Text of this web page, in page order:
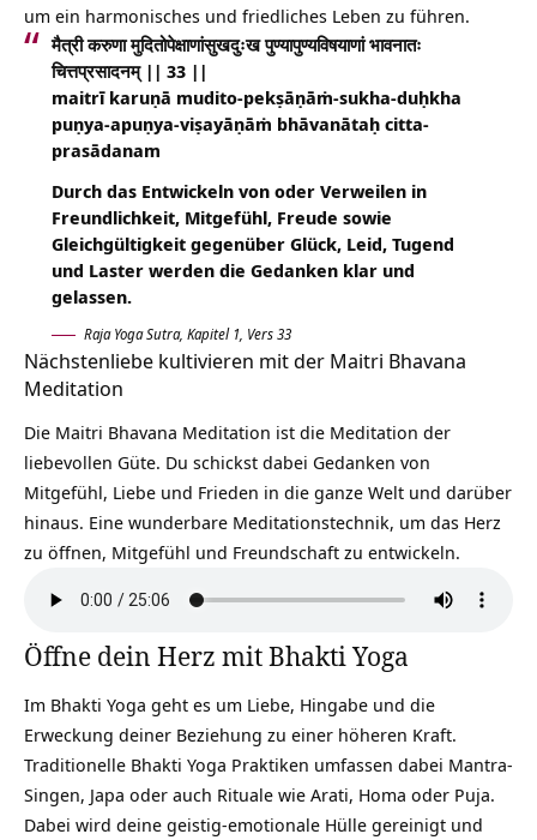
um ein harmonisches und friedliches Leben zu führen.
मैत्री करुणा मुदितोपेक्षाणांसुखदुःख पुण्यापुण्यविषयाणां भावनातः
चित्तप्रसादनम् || 33 ||
maitrī karuṇā mudito-pekṣāṇāṁ-sukha-duḥkha
puṇya-apuṇya-viṣayāṇāṁ bhāvanātaḥ citta-
prasādanam
Durch das Entwickeln von oder Verweilen in
Freundlichkeit, Mitgefühl, Freude sowie
Gleichgültigkeit gegenüber Glück, Leid, Tugend
und Laster werden die Gedanken klar und
gelassen.
Raja Yoga Sutra, Kapitel 1, Vers 33
Nächstenliebe kultivieren mit der Maitri Bhavana
Meditation
Die Maitri Bhavana Meditation‏‎ ist die Meditation der
liebevollen Güte. Du schickst dabei Gedanken von
Mitgefühl, Liebe und Frieden in die ganze Welt und darüber
hinaus. Eine wunderbare Meditationstechnik, um das Herz
zu öffnen, Mitgefühl und Freundschaft zu entwickeln.
Öffne dein Herz mit Bhakti Yoga
Im Bhakti Yoga geht es um Liebe, Hingabe und die
Erweckung deiner Beziehung zu einer höheren Kraft.
Traditionelle Bhakti Yoga Praktiken umfassen dabei Mantra-
Singen, Japa oder auch Rituale wie Arati, Homa oder Puja.
Dabei wird deine geistig-emotionale Hülle gereinigt und